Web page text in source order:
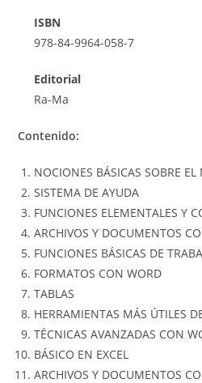
ISBN
978-84-9964-058-7
Editorial
Ra-Ma
Contenido:
NOCIONES BÁSICAS SOBRE
SISTEMA DE AYUDA
FUNCIONES ELEMENTALES Y
ARCHIVOS Y DOCUMENTOS
FUNCIONES BÁSICAS DE
FORMATOS CON WORD
TABLAS
HERRAMIENTAS MÁS ÚTILES
TÉCNICAS AVANZADAS CON
BÁSICO EN EXCEL
ARCHIVOS Y DOCUMENTOS